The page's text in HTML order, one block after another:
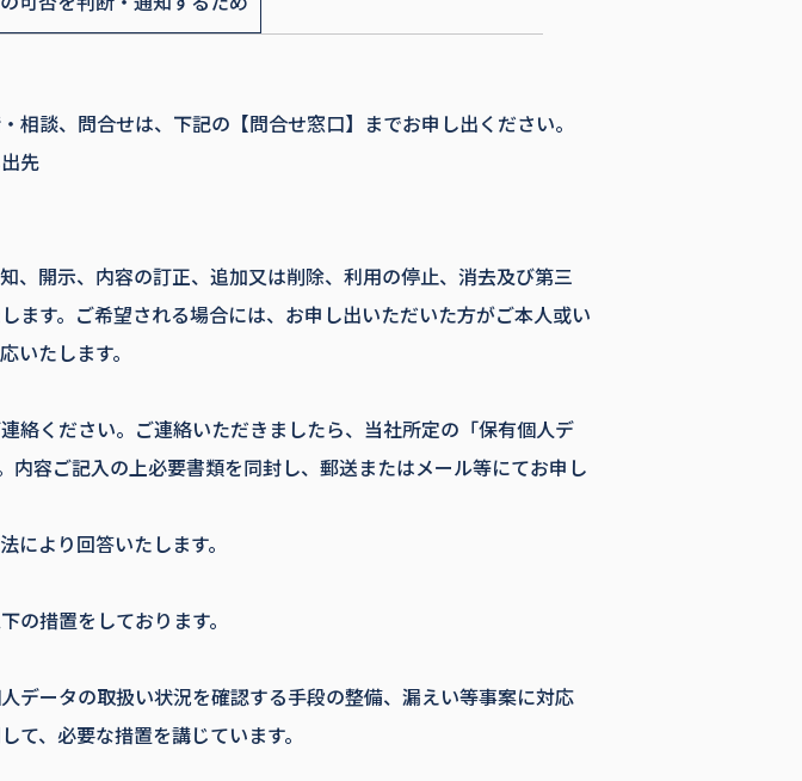
談、問合せは、下記の【問合せ窓口】までお申し出ください。
先
、開示、内容の訂正、追加又は削除、利用の停止、消去及び第三
す。ご希望される場合には、お申し出いただいた方がご本人或い
いたします。
絡ください。ご連絡いただきましたら、当社所定の「保有個人デ
容ご記入の上必要書類を同封し、郵送またはメール等にてお申し
より回答いたします。
の措置をしております。
ータの取扱い状況を確認する手段の整備、漏えい等事案に対応
、必要な措置を講じています。